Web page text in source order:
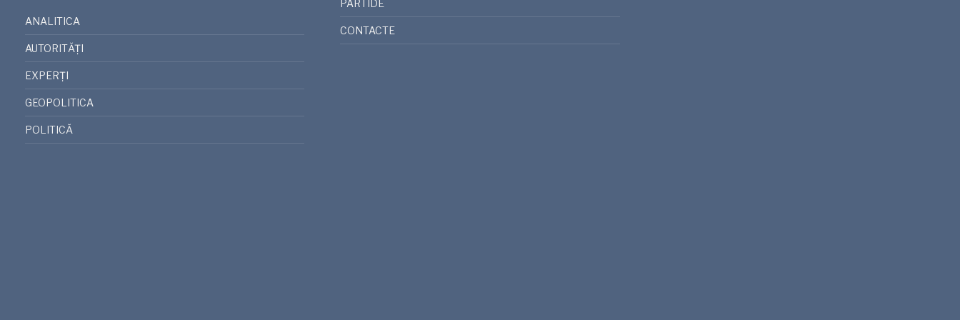
ANALITICA
AUTORITĂȚI
EXPERȚI
GEOPOLITICA
POLITICĂ
PARTIDE
CONTACTE